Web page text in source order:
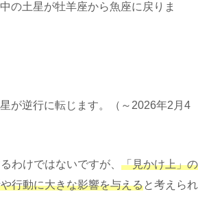
の土星が牡羊座から魚座に戻りま
が逆行に転じます。（～2026年2月4
わけではないですが、 「見かけ上」の
行動に大きな影響を与えると考えられ